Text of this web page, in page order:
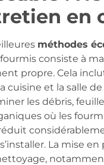
en
méthodes
consiste à
propre. Cela
cuisine et la salle de
les débris,
où les
La mise en